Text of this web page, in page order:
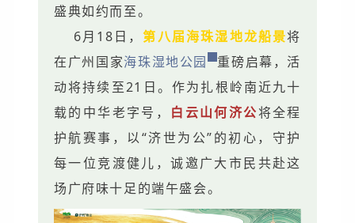
盛典如约而至。
6月18日，第八届海珠湿地龙船景将
在广州国家海珠湿地公园 重磅启幕，活
动将持续至21日。作为扎根岭南近九十
载的中华老字号， 白云山何济公将全程
护航赛事，以“济世为公”的初心，守护
每一位竞渡健儿，诚邀广大市民共赴这
场广府味十足的端午盛会。